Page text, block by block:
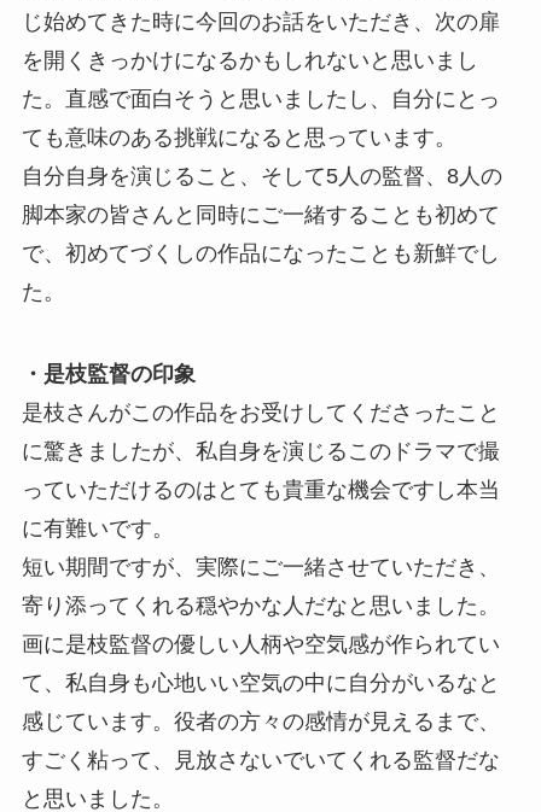
じ始めてきた時に今回のお話をいただき、次の扉
を開くきっかけになるかもしれないと思いまし
た。直感で面白そうと思いましたし、自分にとっ
ても意味のある挑戦になると思っています。
自分自身を演じること、そして5人の監督、8人の
脚本家の皆さんと同時にご一緒することも初めて
で、初めてづくしの作品になったことも新鮮でし
た。
・是枝監督の印象
是枝さんがこの作品をお受けしてくださったこと
に驚きましたが、私自身を演じるこのドラマで撮
っていただけるのはとても貴重な機会ですし本当
に有難いです。
短い期間ですが、実際にご一緒させていただき、
寄り添ってくれる穏やかな人だなと思いました。
画に是枝監督の優しい人柄や空気感が作られてい
て、私自身も心地いい空気の中に自分がいるなと
感じています。役者の方々の感情が見えるまで、
すごく粘って、見放さないでいてくれる監督だな
と思いました。